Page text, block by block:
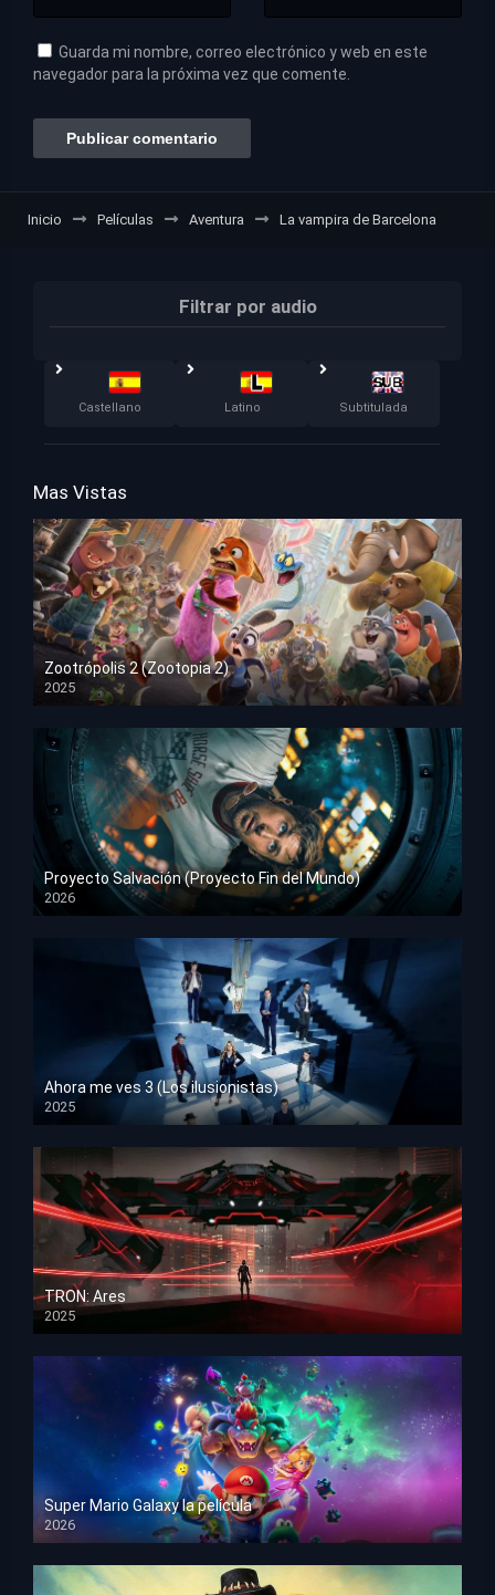
Guarda mi nombre, correo electrónico y web en este
navegador para la próxima vez que comente.
Inicio Películas Aventura La vampira de Barcelona
Filtrar por audio
Castellano Latino Subtitulada
Mas Vistas
Zootrópolis 2 (Zootopia 2)
2025
HD 1080p
Proyecto Salvación (Proyecto Fin del Mundo)
2026
HD 1080p
Ahora me ves 3 (Los ilusionistas)
2025
HD 1080p
TRON: Ares
2025
HD 1080p
Super Mario Galaxy la película
2026
HD 1080p